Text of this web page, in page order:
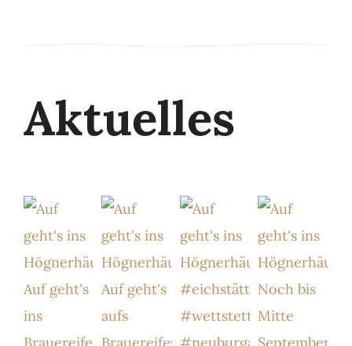
Aktuelles